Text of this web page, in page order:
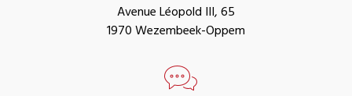
Avenue Léopold III, 65
1970 Wezembeek-Oppem